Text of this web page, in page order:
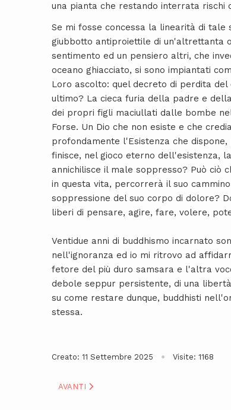
una pianta che restando interrata
Se mi fosse concessa la linearità di
giubbotto antiproiettile di un'altrettanta
sentimento ed un pensiero altri, che
oceano ghiacciato, si sono impiantati
Loro ascolto: quel decreto di perdita
ultimo? La cieca furia della padre e
dei propri figli maciullati dalle bombe
Forse. Un Dio che non esiste e che
profondamente l'Esistenza che
finisce, nel gioco eterno dell'esistenza,
annichilisce il male soppresso? Può ciò
in questa vita, percorrerà il suo
soppressione del suo corpo di dolore?
liberi di pensare, agire, fare, volere,
Ventidue anni di buddhismo incarnato
nell'ignoranza ed io mi ritrovo ad
fetore del più duro samsara e l'altra
debole seppur persistente, di una
su come restare dunque, buddhisti
stessa.
Creato: 11 Settembre 2025 Visite: 1168
ARTICOLO SUCCESSIVO: INDICAZIONI
AVANTI